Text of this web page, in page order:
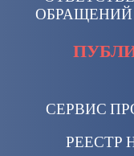
ОБРАЩЕНИЙ
СЕРВИС
РЕЕСТР